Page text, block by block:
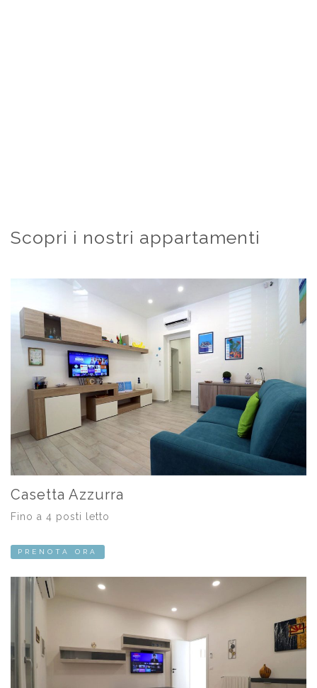
Scopri i nostri appartamenti
Casetta Azzurra
Fino a 4 posti letto
PRENOTA ORA